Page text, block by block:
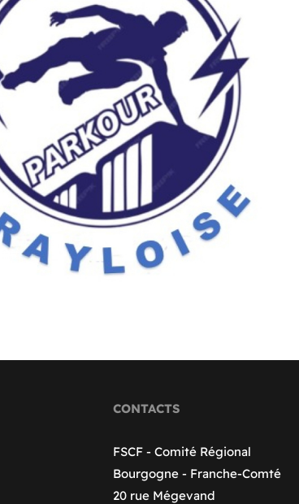
CONTACTS
FSCF - Comité Régional
Bourgogne - Franche-Comté
20 rue Mégevand